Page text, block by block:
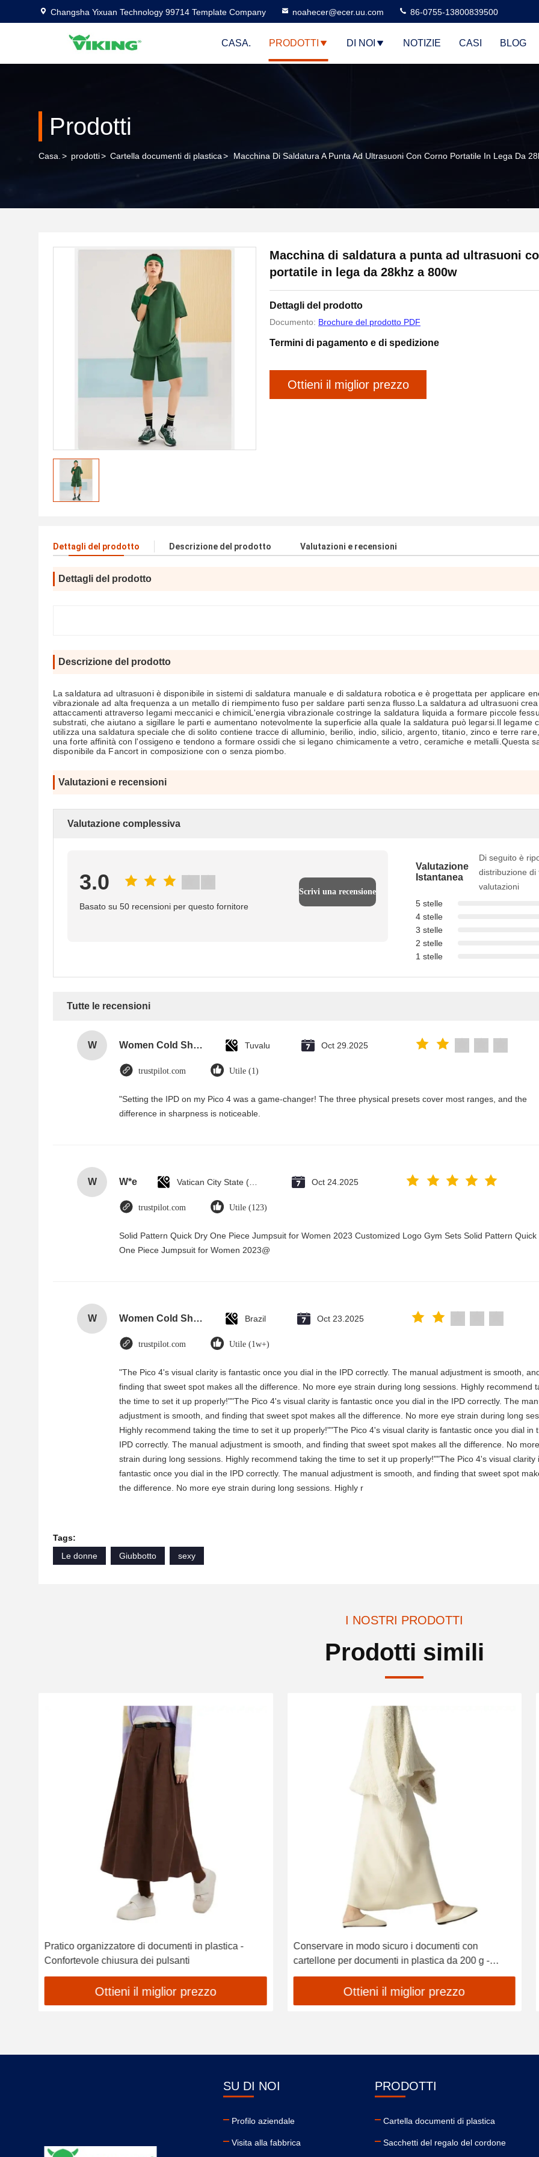
Changsha Yixuan Technology 99714 Template Company noahecer@ecer.uu.com 86-0755-13800839500
CASA. PRODOTTI DI NOI NOTIZIE CASI BLOG
Prodotti
Casa. > prodotti> Cartella documenti di plastica> Macchina Di Saldatura A Punta Ad Ultrasuoni Con Corno Portatile In Lega Da
Macchina di saldatura a punta ad ultrasuoni
portatile in lega da 28khz a 800w
Dettagli del prodotto
Documento: Brochure del prodotto PDF
Termini di pagamento e di spedizione
Ottieni il miglior prezzo
Dettagli del prodotto Descrizione del prodotto Valutazioni e recensioni
Dettagli del prodotto
Descrizione del prodotto
La saldatura ad ultrasuoni è disponibile in sistemi di saldatura manuale e di saldatura robotica e è progettata per applicare
vibrazionale ad alta frequenza a un metallo di riempimento fuso per saldare parti senza flusso.La saldatura ad ultrasuoni
attaccamenti attraverso legami meccanici e chimiciL'energia vibrazionale costringe la saldatura liquida a formare piccole
substrati, che aiutano a sigillare le parti e aumentano notevolmente la superficie alla quale la saldatura può legarsi.Il legame
utilizza una saldatura speciale che di solito contiene tracce di alluminio, berilio, indio, silicio, argento, titanio, zinco e terre
una forte affinità con l'ossigeno e tendono a formare ossidi che si legano chimicamente a vetro, ceramiche e metalli.Questa
disponibile da Fancort in composizione con o senza piombo.
Valutazioni e recensioni
Valutazione complessiva
3.0
Basato su 50 recensioni per questo fornitore
Scrivi una recensione
Valutazione
Istantanea
Di seguito è
distribuzione di
valutazioni
5 stelle
4 stelle
3 stelle
2 stelle
1 stelle
Tutte le recensioni
W Women Cold Shoulder V Neck Rayon Blouse Tuvalu Oct 29.2025
trustpilot.com Utile (1)
"Setting the IPD on my Pico 4 was a game-changer! The three physical presets cover most ranges, and the
difference in sharpness is noticeable.
W W*e Oct 24.2025
trustpilot.com Utile (123)
Solid Pattern Quick Dry One Piece Jumpsuit for Women 2023 Customized Logo Gym Sets Solid Pattern Quick
One Piece Jumpsuit for Women 2023@
W Women Cold Shoulder V Neck Rayon Blouse Brazil Oct 23.2025
trustpilot.com Utile (1w+)
"The Pico 4's visual clarity is fantastic once you dial in the IPD correctly. The manual adjustment is smooth,
finding that sweet spot makes all the difference. No more eye strain during long sessions. Highly recommend
the time to set it up properly!""The Pico 4's visual clarity is fantastic once you dial in the IPD correctly. The
adjustment is smooth, and finding that sweet spot makes all the difference. No more eye strain during long
Highly recommend taking the time to set it up properly!""The Pico 4's visual clarity is fantastic once you dial in
IPD correctly. The manual adjustment is smooth, and finding that sweet spot makes all the difference. No
strain during long sessions. Highly recommend taking the time to set it up properly!""The Pico 4's visual clarity
fantastic once you dial in the IPD correctly. The manual adjustment is smooth, and finding that sweet spot
the difference. No more eye strain during long sessions. Highly r
Tags:
Le donne
Giubbotto sexy
I NOSTRI PRODOTTI
Prodotti simili
Pratico organizzatore di documenti in plastica -
Confortevole chiusura dei pulsanti
Ottieni il miglior prezzo
Conservare in modo sicuro i documenti con
cartellone per documenti in plastica da 200 g -
Chiusura a pulsante
Ottieni il miglior prezzo
SU DI NOI
Profilo aziendale
Visita alla fabbrica
PRODOTTI
Cartella documenti di plastica
Sacchetti del regalo del cordone